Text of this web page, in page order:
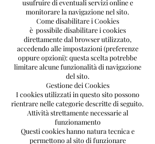
usufruire di eventuali servizi online e
monitorare la navigazione nel sito.
Come disabilitare i Cookies
è possibile disabilitare i cookies
direttamente dal browser utilizzato,
accedendo alle impostazioni (preferenze
oppure opzioni): questa scelta potrebbe
limitare alcune funzionalità di navigazione
del sito.
Gestione dei Cookies
I cookies utilizzati in questo sito possono
rientrare nelle categorie descritte di seguito.
Attività strettamente necessarie al
funzionamento
Questi cookies hanno natura tecnica e
permettono al sito di funzionare